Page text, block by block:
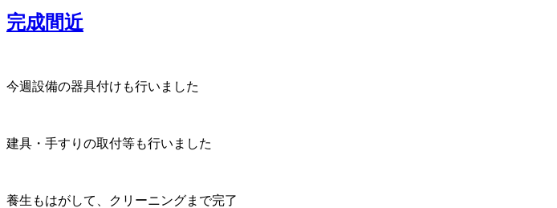
完成間近
今週設備の器具付けも行いました
建具・手すりの取付等も行いました
養生もはがして、クリーニングまで完了